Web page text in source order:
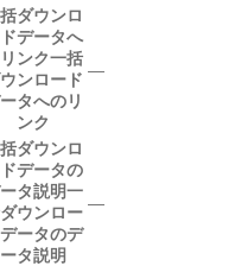
ダウンロ
データへ
ンク一括
ンロード
タへのリ
ンク
―
ダウンロ
データの
タ説明一
ウンロー
ータのデ
ータ説明
―